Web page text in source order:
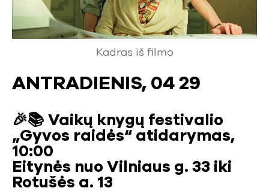
Kadras iš filmo
ANTRADIENIS, 04 29
🎉📚 Vaikų knygų festivalio
„Gyvos raidės“ atidarymas,
10:00
Eitynės nuo Vilniaus g. 33 iki
Rotušės a. 13